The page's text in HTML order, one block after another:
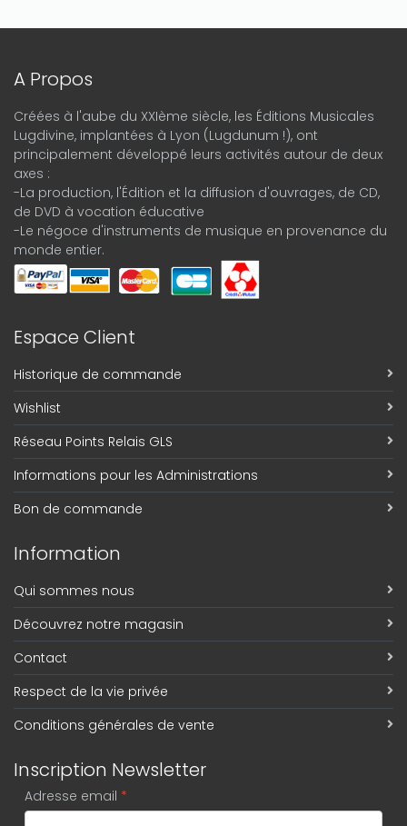
A Propos
Créées à l'aube du XXIème siècle, les Éditions Musicales
Lugdivine, implantées à Lyon (Lugdunum !), ont
principalement développé leurs activités autour de deux
axes :
-La production, l'Édition et la diffusion d'ouvrages, de CD,
de DVD à vocation éducative
-Le négoce d'instruments de musique en provenance du
monde entier.
Espace Client
Historique de commande
Wishlist
Réseau Points Relais GLS
Informations pour les Administrations
Bon de commande
Information
Qui sommes nous
Découvrez notre magasin
Contact
Respect de la vie privée
Conditions générales de vente
Inscription Newsletter
Adresse email *